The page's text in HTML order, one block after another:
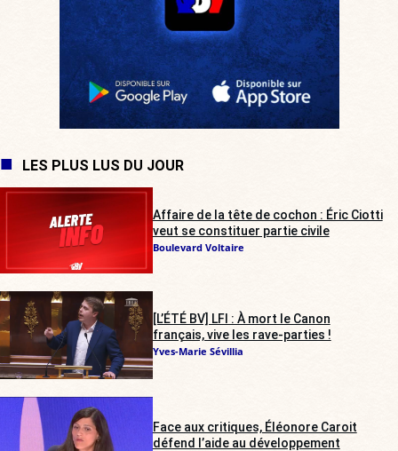
LES PLUS LUS DU JOUR
Affaire de la tête de cochon : Éric Ciotti
veut se constituer partie civile
Boulevard Voltaire
[L’ÉTÉ BV] LFI : À mort le Canon
français, vive les rave-parties !
Yves-Marie Sévillia
Face aux critiques, Éléonore Caroit
défend l’aide au développement